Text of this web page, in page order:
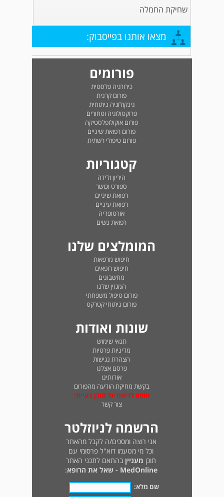
שחיקת החמלה
מצאו אותנו בפייסבוק:
פורומים
כירורגיה פלסטית
פורום קרנית
גינקולוגיה ניתוחית
פרוקטולוגיה וטחורים
פורום אוקולופלסטיקה
פורום רפואת שיניים
פורום טיפולי רשתית
קטגוריות
היריון ולידה
ספורט וכושר
רפואת שיניים
רפואת עיניים
אורטופדיה
רפואת נשים
המומלצים שלנו
חיפוש מרפאות
חיפוש רופאים
מחשבונים
המגזין שלנו
פורום טיפול משפחתי
פורום ניתוחי קטרקט
שונות ואודות
תנאי שימוש
מדיניות פרטיות
הצהרת נגישות
פרסם אצלנו
אודותינו
בקשת מחיקת הודעה מהפורום
טופס לדיווח על תוכן בעייתי
צור קשר
הרשמה לניוזלטר
אני רוצה ומסכים/ה לקבל מהאתר
וכל מי מטעמו דוא"ל פרסומי עם
תוכן מעניין בהתאם לתכני האתר
MedOnline - שאל את הרופא
:
שם מלא: